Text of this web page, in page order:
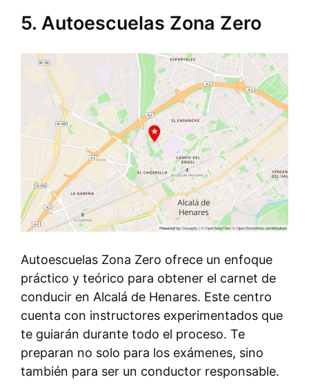
5. Autoescuelas Zona Zero
Autoescuelas Zona Zero ofrece un enfoque
práctico y teórico para obtener el carnet de
conducir en Alcalá de Henares. Este centro
cuenta con instructores experimentados que
te guiarán durante todo el proceso. Te
preparan no solo para los exámenes, sino
también para ser un conductor responsable.